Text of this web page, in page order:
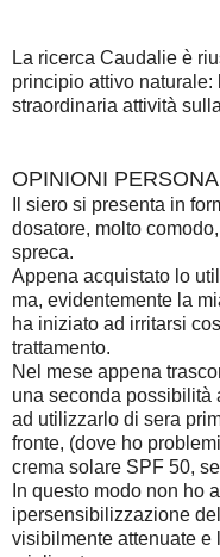
La ricerca Caudalie è
principio attivo
straordinaria attività
OPINIONI
Il siero si presenta in
dosatore, molto
spreca.
Appena acquistato lo
ma, evidentemente la
ha iniziato ad irritarsi
trattamento.
Nel mese appena
una seconda possibilità
ad utilizzarlo di sera
fronte, (dove ho
crema solare SPF 50,
In questo modo non ho
ipersensibilizzazione
visibilmente attenuate e